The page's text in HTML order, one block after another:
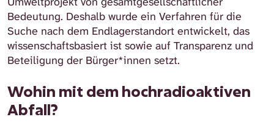
Bedeutung. Deshalb wurde ein Verfahren für die
Suche nach dem Endlagerstandort entwickelt, das
wissenschaftsbasiert ist sowie auf Transparenz und
Beteiligung der Bürger*innen setzt.
Wohin mit dem hochradioaktiven
Abfall?